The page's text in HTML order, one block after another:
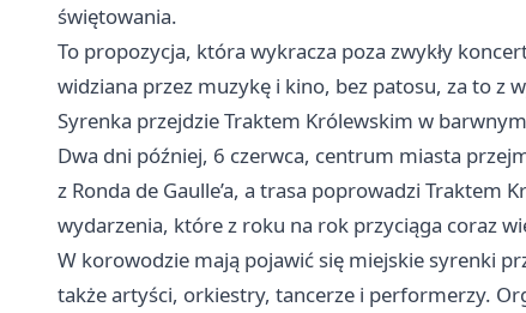
świętowania.
To propozycja, która wykracza poza zwykły
widziana przez muzykę i kino, bez patosu, za to z
Syrenka przejdzie Traktem Królewskim w
Dwa dni później, 6 czerwca, centrum miasta
z Ronda de Gaulle’a, a trasa poprowadzi Traktem
wydarzenia, które z roku na rok przyciąga coraz
W korowodzie mają pojawić się miejskie syrenki
także artyści, orkiestry, tancerze i performerzy.